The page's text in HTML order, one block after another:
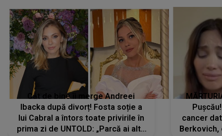
Cât de bine îi merge Andreei
Ibacka după divorț! Fosta soție a
lui Cabral a întors toate privirile în
prima zi de UNTOLD: „Parcă ai altă
cancer
Berkovich,